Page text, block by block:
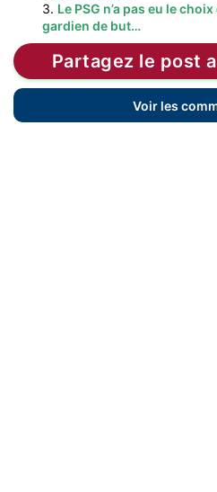
3. Le PSG n’a pas eu le
gardien de but…
Partagez le post
Voir les